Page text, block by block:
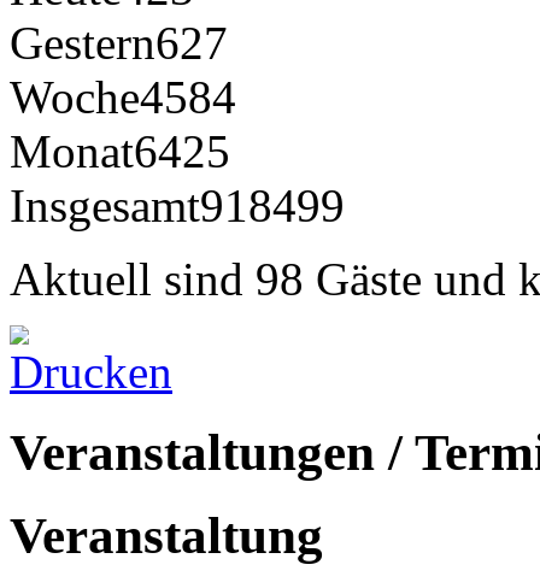
Gestern627
Woche4584
Monat6425
Insgesamt918499
Aktuell sind 98 Gäste und
Veranstaltungen /
Veranstaltung